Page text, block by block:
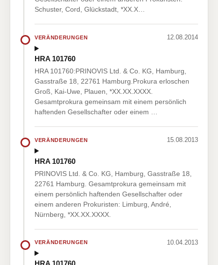
Schuster, Cord, Glückstadt, *XX.X…
VERÄNDERUNGEN 12.08.2014
HRA 101760
HRA 101760:PRINOVIS Ltd. & Co. KG, Hamburg,
Gasstraße 18, 22761 Hamburg.Prokura erloschen
Groß, Kai-Uwe, Plauen, *XX.XX.XXXX.
Gesamtprokura gemeinsam mit einem persönlich
haftenden Gesellschafter oder einem …
VERÄNDERUNGEN 15.08.2013
HRA 101760
PRINOVIS Ltd. & Co. KG, Hamburg, Gasstraße 18,
22761 Hamburg. Gesamtprokura gemeinsam mit
einem persönlich haftenden Gesellschafter oder
einem anderen Prokuristen: Limburg, André,
Nürnberg, *XX.XX.XXXX.
VERÄNDERUNGEN 10.04.2013